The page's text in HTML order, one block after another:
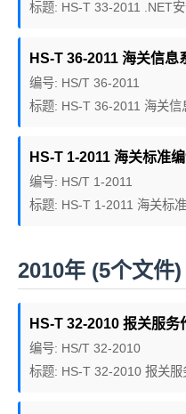
标题: HS-T 33-2011 .NET
HS-T 36-2011 海关信
编号: HS/T 36-2011
标题: HS-T 36-2011 海关信
HS-T 1-2011 海关标准
编号: HS/T 1-2011
标题: HS-T 1-2011 海关标
2010年 (5个文件)
HS-T 32-2010 报关服
编号: HS/T 32-2010
标题: HS-T 32-2010 报关服